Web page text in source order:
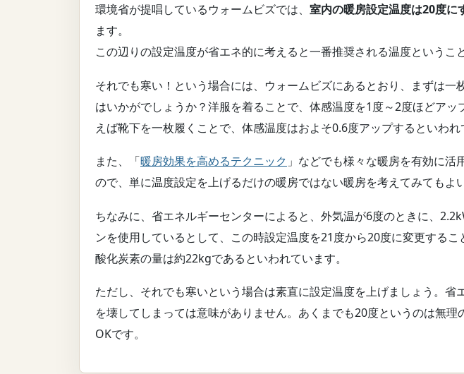
環境省が提唱しているウォームビズでは、 室内の暖房設定温度は20度に
ます。
この辺りの設定温度が省エネ的に考えると一番推奨される温度というこ
それでも寒い！という場合には、ウォームビズにあるとおり、まずは一
はいかがでしょうか？洋服を着ることで、体感温度を1度～2度ほどアッ
えば靴下を一枚履くことで、体感温度はおよそ0.6度アップするといわれ
また、「暖房効果を高めるテクニック 」などでも様々な暖房を有効に活
ので、単に温度設定を上げるだけの暖房ではない暖房を考えてみてもよ
ちなみに、省エネルギーセンターによると、外気温が6度のときに、
ンを使用しているとして、この時設定温度を21度から20度に変更する
酸化炭素の量は約22kgであるといわれています。
ただし、それでも寒いという場合は素直に設定温度を上げましょう。省
を壊してしまっては意味がありません。あくまでも20度というのは無
OKです。